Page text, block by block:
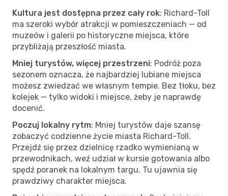
Kultura jest dostępna przez cały rok: Richard-Toll
ma szeroki wybór atrakcji w pomieszczeniach — od
muzeów i galerii po historyczne miejsca, które
przybliżają przeszłość miasta.
Mniej turystów, więcej przestrzeni: Podróż poza
sezonem oznacza, że najbardziej lubiane miejsca
możesz zwiedzać we własnym tempie. Bez tłoku, bez
kolejek — tylko widoki i miejsce, żeby je naprawdę
docenić.
Poczuj lokalny rytm: Mniej turystów daje szansę
zobaczyć codzienne życie miasta Richard-Toll.
Przejdź się przez dzielnicę rzadko wymienianą w
przewodnikach, weź udział w kursie gotowania albo
spędź poranek na lokalnym targu. Tu ujawnia się
prawdziwy charakter miejsca.